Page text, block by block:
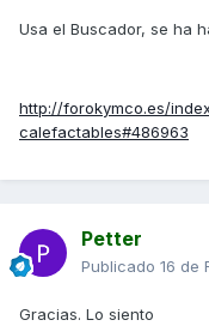
Usa el Buscador, se ha
http://forokymco.es/
calefactables#486963
Petter
Publicado 16 de
Gracias. Lo siento